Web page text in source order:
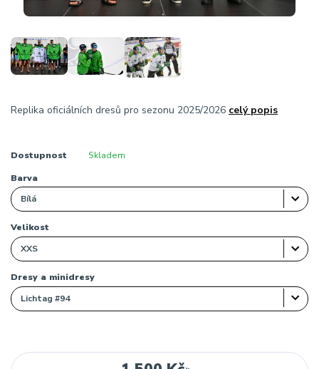
Replika oficiálních dresů pro sezonu 2025/2026 celý popis
Dostupnost Skladem
Barva
Velikost
Dresy a minidresy